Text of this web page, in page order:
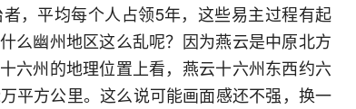
，平均每个人占领5年，这些易主过程有起
么幽州地区这么乱呢？因为燕云是中原北方
六州的地理位置上看，燕云十六州东西约六
平方公里。这么说可能画面感还不强，换一